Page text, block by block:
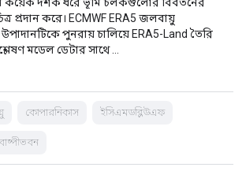
প্রদান করে। ECMWF ERA5 জলবায়ু
পুনরায় চালিয়ে ERA5-Land তৈরি
মডেল ডেটার সাথে …
কোপারনিকাস ইসিএমডব্লিউএফ